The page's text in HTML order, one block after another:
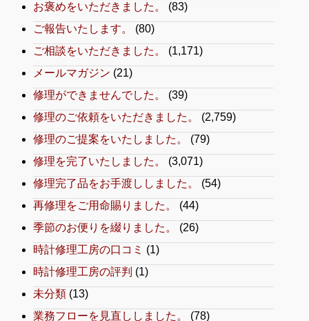
お褒めをいただきました。
(83)
ご報告いたします。
(80)
ご相談をいただきました。
(1,171)
メールマガジン (21)
修理ができませんでした。
(39)
修理のご依頼をいただきました。
(2,759)
修理のご提案をいたしました。
(79)
修理を完了いたしました。
(3,071)
修理完了品をお手渡ししました。
(54)
再修理をご用命賜りました。
(44)
季節のお便りを綴りました。
(26)
時計修理工房の口コミ (1)
時計修理工房の評判 (1)
未分類 (13)
業務フローを見直ししました。
(78)